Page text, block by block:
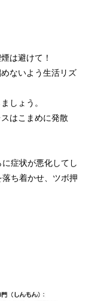
は避けて！
ないよう生活リズ
しょう。
はこまめに発散
症状が悪化してし
ち着かせ、ツボ押